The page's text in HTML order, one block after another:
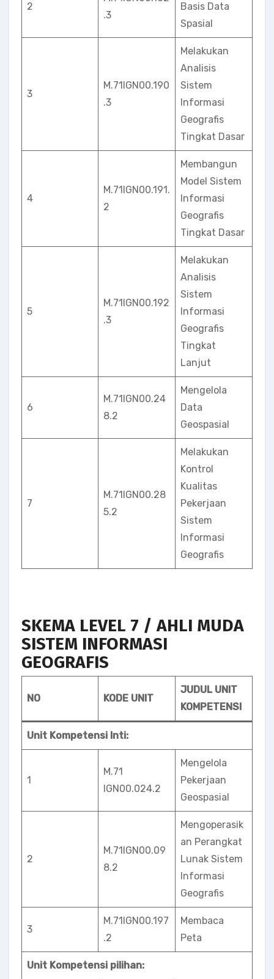
2
.3
Basis Data
Spasial
3
M.71IGN00.190
.3
Melakukan
Analisis
Sistem
Informasi
Geografis
Tingkat Dasar
4
M.71IGN00.191.
2
Membangun
Model Sistem
Informasi
Geografis
Tingkat Dasar
5
M.71IGN00.192
.3
Melakukan
Analisis
Sistem
Informasi
Geografis
Tingkat
Lanjut
6
M.71IGN00.24
8.2
Mengelola
Data
Geospasial
7
M.71IGN00.28
5.2
Melakukan
Kontrol
Kualitas
Pekerjaan
Sistem
Informasi
Geografis
SKEMA LEVEL 7 / AHLI MUDA
SISTEM INFORMASI
GEOGRAFIS
NO KODE UNIT
JUDUL UNIT
KOMPETENSI
Unit Kompetensi Inti:
1
M.71
IGN00.024.2
Mengelola
Pekerjaan
Geospasial
2
M.71lGN00.09
8.2
Mengoperasik
an Perangkat
Lunak Sistem
Informasi
Geografis
3
M.71IGN00.197
.2
Membaca
Peta
Unit Kompetensi pilihan: